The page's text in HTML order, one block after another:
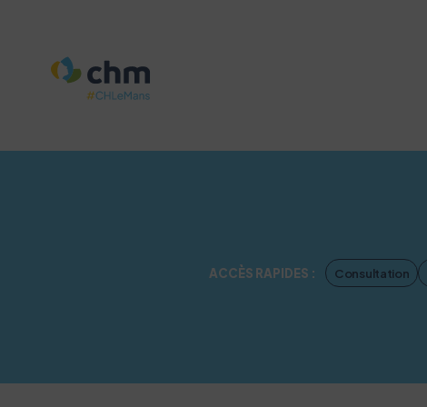
ACCÈS RAPIDES :
Consultation